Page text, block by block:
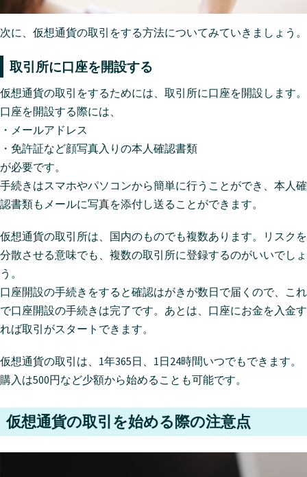
次に、仮想通貨の取引をする方法についてみていきましょう。
取引所に口座を開設する
仮想通貨の取引をするためには、取引所に口座を開設します。
口座を開設する際には、
・メールアドレス
・免許証など顔写真入りの本人確認書類
が必要です。
手続きはスマホやパソコンから簡単に行うことができ、本人確
認書類もメールに写真を添付し送ることができます。
仮想通貨の取引所は、国内のものでも複数あります。リスクを
分散させる意味でも、複数の取引所に登録するのがいいでしょ
う。
口座開設の手続きをすると確認はがきが数日で届くので、これ
で口座開設の手続きは完了です。あとは、口座にお金を入金す
れば取引がスタートできます。
仮想通貨の取引は、1年365日、1日24時間いつでもできます。
購入は500円など少額から始めることも可能です。
仮想通貨の取引を始める際の注意点